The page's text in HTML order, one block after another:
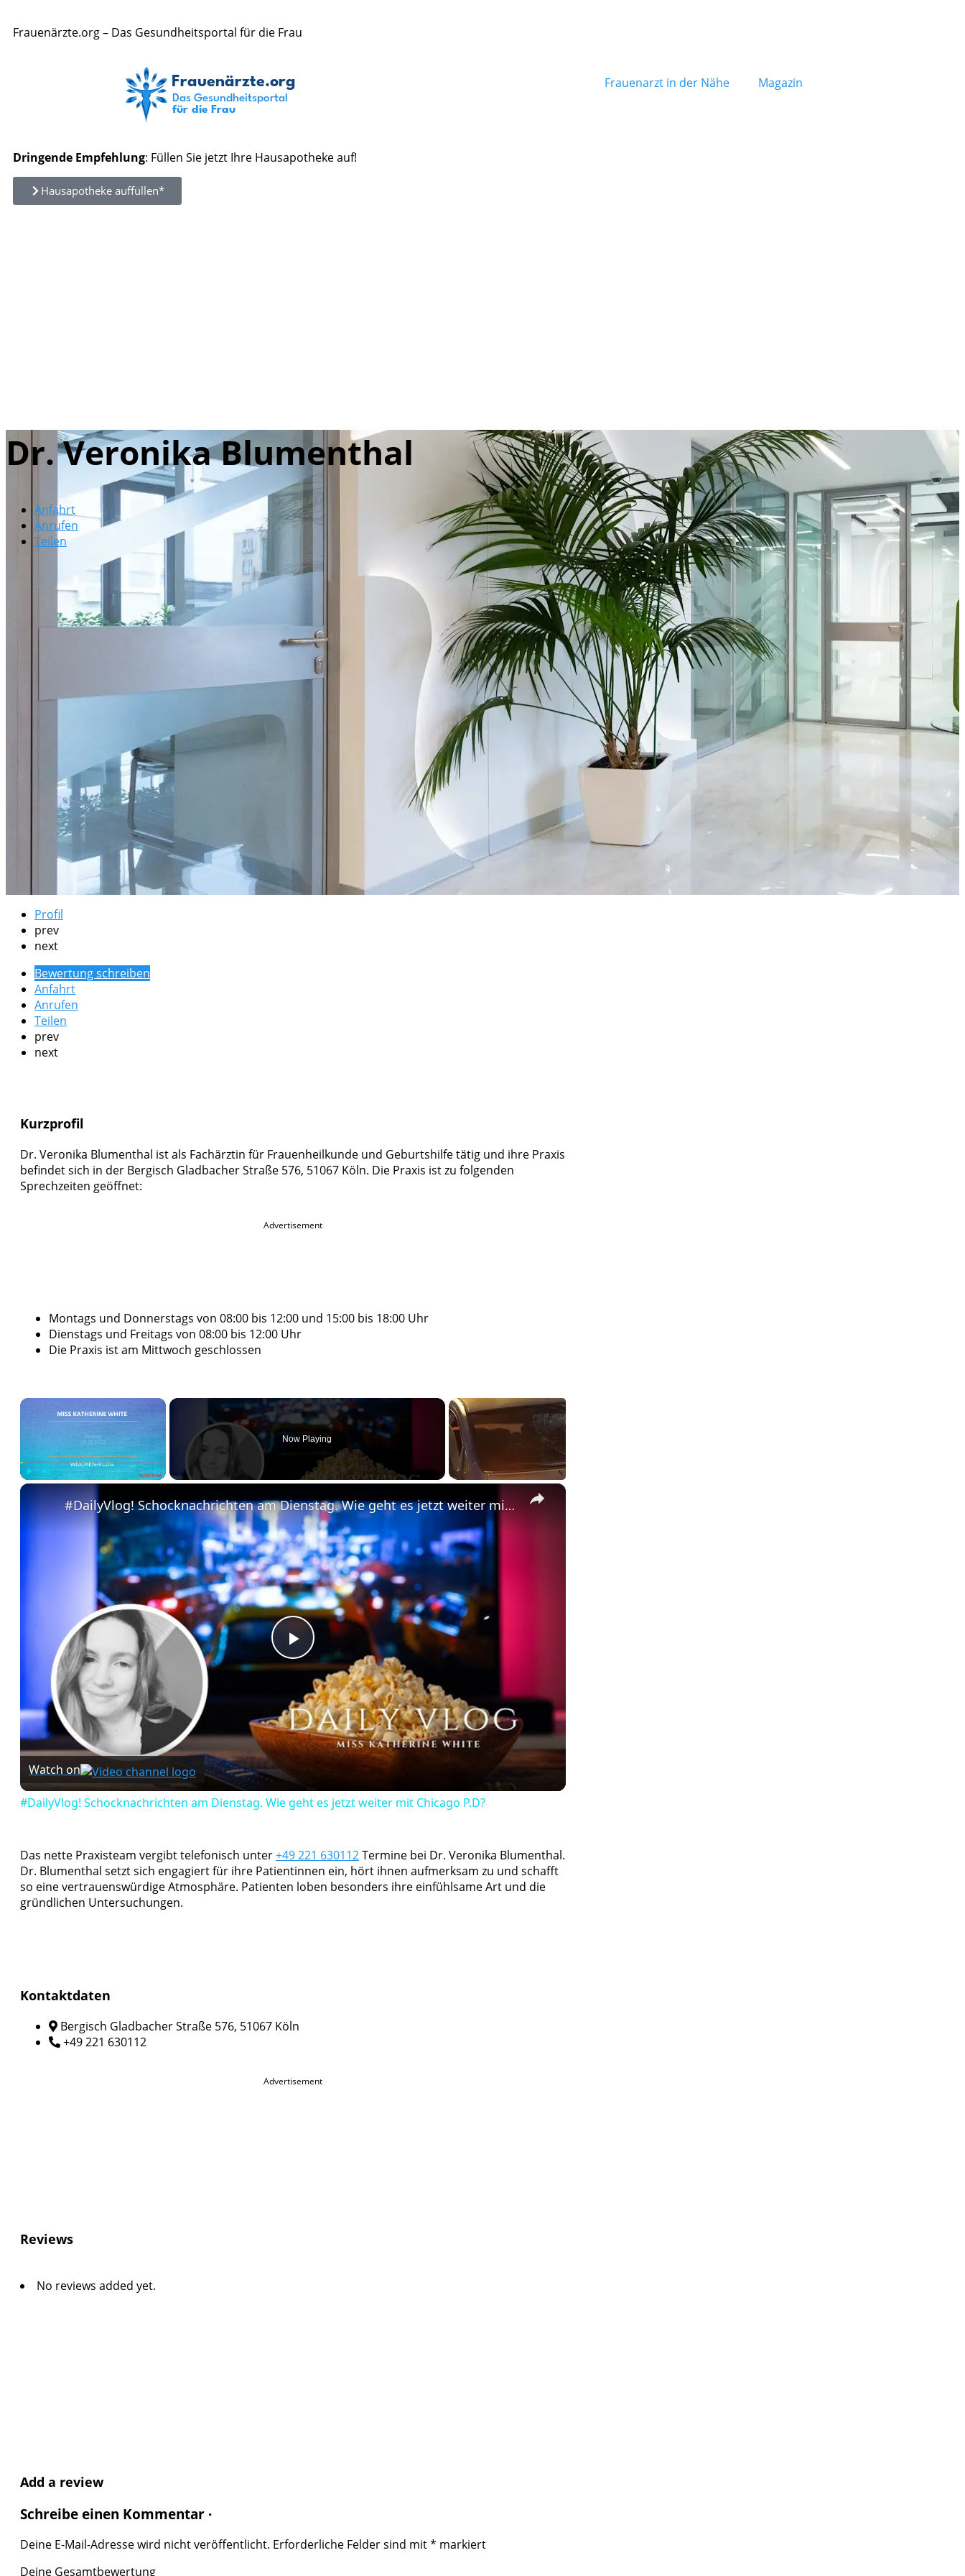
Frauenärzte.org – Das Gesundheitsportal für die Frau
Frauenarzt in der Nähe Magazin
Dringende Empfehlung: Füllen Sie jetzt Ihre Hausapotheke auf!
Hausapotheke auffüllen*
Dr. Veronika Blumenthal
Anfahrt
Anrufen
Teilen
Profil
prev
next
Bewertung schreiben
Anfahrt
Anrufen
Teilen
prev
next
Kurzprofil
Dr. Veronika Blumenthal ist als Fachärztin für Frauenheilkunde und Geburtshilfe tätig und ihre Praxis
befindet sich in der Bergisch Gladbacher Straße 576, 51067 Köln. Die Praxis ist zu folgenden
Sprechzeiten geöffnet:
Advertisement
Montags und Donnerstags von 08:00 bis 12:00 und 15:00 bis 18:00 Uhr
Dienstags und Freitags von 08:00 bis 12:00 Uhr
Die Praxis ist am Mittwoch geschlossen
×
Now Playing
×
Play
Video
#DailyVlog! Schocknachrichten am Dienstag. Wie geht es jetzt weiter mit Chicago P.D?
Watch on
#DailyVlog! Schocknachrichten am Dienstag. Wie geht es jetzt weiter mit Chicago P.D?
Das nette Praxisteam vergibt telefonisch unter+49 221 630112Termine bei Dr. Veronika Blumenthal.
Dr. Blumenthal setzt sich engagiert für ihre Patientinnen ein, hört ihnen aufmerksam zu und schafft
so eine vertrauenswürdige Atmosphäre. Patienten loben besonders ihre einfühlsame Art und die
gründlichen Untersuchungen.
Kontaktdaten
Bergisch Gladbacher Straße 576, 51067 Köln
+49 221 630112
Advertisement
Reviews
No reviews added yet.
Add a review
Schreibe einen Kommentar ·
Deine E-Mail-Adresse wird nicht veröffentlicht. Erforderliche Felder sind mit* markiert
Deine Gesamtbewertung